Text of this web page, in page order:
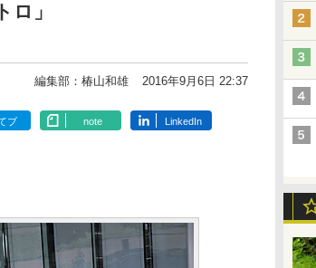
ロ」
編集部：椿山和雄 2016年9月6日 22:37
ブ note LinkedIn